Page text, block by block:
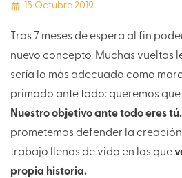
15 Octubre 2019
Tras 7 meses de espera al fin
nuevo concepto. Muchas vueltas
sería lo más adecuado como
primado ante todo: queremos
Nuestro objetivo ante todo eres tú.
prometemos defender la
trabajo llenos de vida en los que
propia historia.